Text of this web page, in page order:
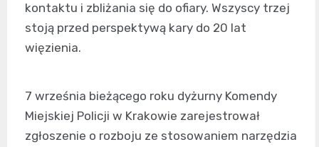
kontaktu i zbliżania się do ofiary. Wszyscy trzej
stoją przed perspektywą kary do 20 lat
więzienia.
7 września bieżącego roku dyżurny Komendy
Miejskiej Policji w Krakowie zarejestrował
zgłoszenie o rozboju ze stosowaniem narzędzia